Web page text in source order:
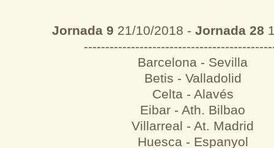
Jornada 9 21/10/2018 - Jornada 28
Barcelona - Sevilla
Betis - Valladolid
Celta - Alavés
Eibar - Ath. Bilbao
Villarreal - At. Madrid
Huesca - Espanyol